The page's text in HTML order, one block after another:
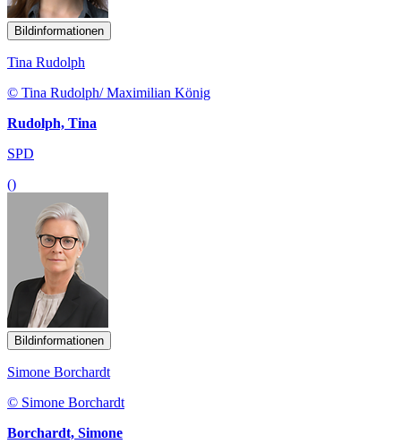
Bildinformationen
Tina Rudolph
© Tina Rudolph/ Maximilian König
Rudolph, Tina
SPD
()
Bildinformationen
Simone Borchardt
© Simone Borchardt
Borchardt, Simone